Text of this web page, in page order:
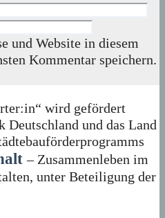
und Website in diesem
Kommentar speichern.
wird gefördert
Deutschland und das Land
– Zusammenleben im
unter Beteiligung der